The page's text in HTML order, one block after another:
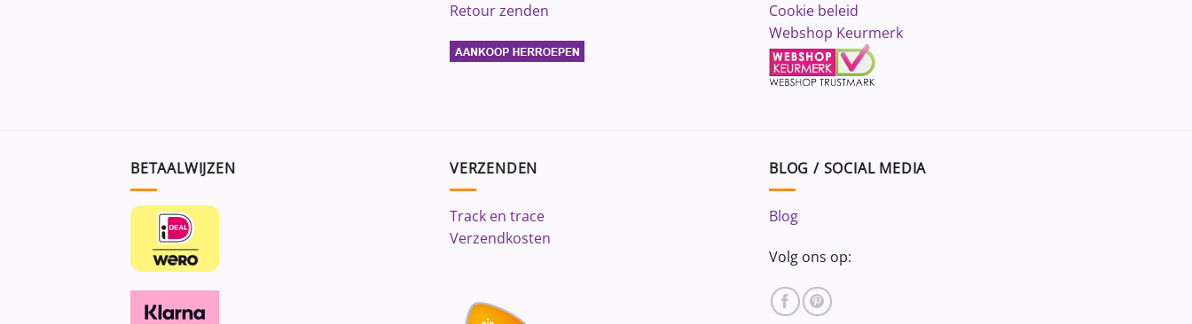
Retour zenden
Cookie beleid
Webshop Keurmerk
BETAALWIJZEN VERZENDEN
Track en trace
Verzendkosten
BLOG / SOCIAL MEDIA
Blog
Volg ons op: